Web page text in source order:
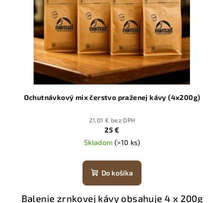
Ochutnávkový mix čerstvo praženej kávy (4x200g)
21,01 € bez DPH
25 €
Skladom (>10 ks)
Do košíka
Balenie zrnkovej kávy obsahuje 4 x 200g